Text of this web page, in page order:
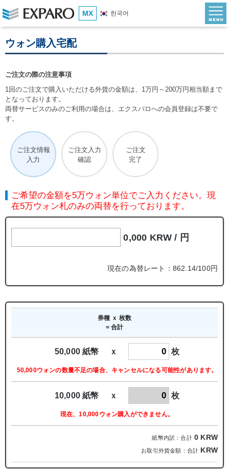
MX 한국어
ウォン購入宅配
ご注文の際の注意事項
1回のご注文で購入いただける外貨の金額は、1万円～200万円相当額まで
となっております。
両替サービスのみのご利用の場合は、エクスパロへの会員登録は不要で
す。
ご注文情報
入力
ご注文入力
確認
ご注文
完了
ご希望の金額を5万ウォン単位でご入力ください。現
在5万ウォン札のみの両替を行っております。
0,000 KRW / 円
現在の為替レート：862.14/100円
券種 ｘ 枚数
= 合計
50,000 紙幣 ｘ 枚
50,000ウォンの数量不足の場合、キャンセルになる可能性があります。
10,000 紙幣 ｘ 枚
現在、10,000ウォン購入ができません。
紙幣内訳：合計 0 KRW
お取引外貨金額：合計 KRW